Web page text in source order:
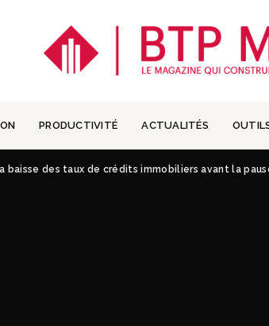
PRODUCTIVITÉ ACTUALITÉS
baisse des taux de crédits immobiliers avant la